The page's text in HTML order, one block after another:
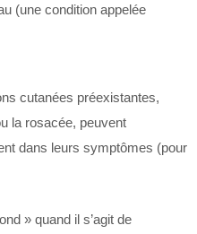
(une condition appelée
cutanées préexistantes,
la rosacée, peuvent
dans leurs symptômes (pour
» quand il s’agit de